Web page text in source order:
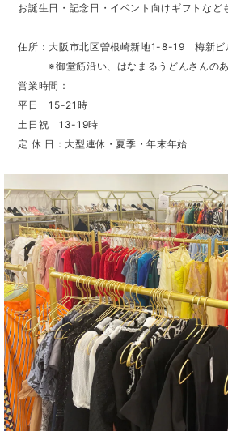
お誕生日・記念日・イベント向けギフトなど
住所：大阪市北区曽根崎新地1-8-19 梅新ビ
※御堂筋沿い、はなまるうどんさんのあ
営業時間：
平日 15-21時
土日祝 13-19時
定 休 日：大型連休・夏季・年末年始